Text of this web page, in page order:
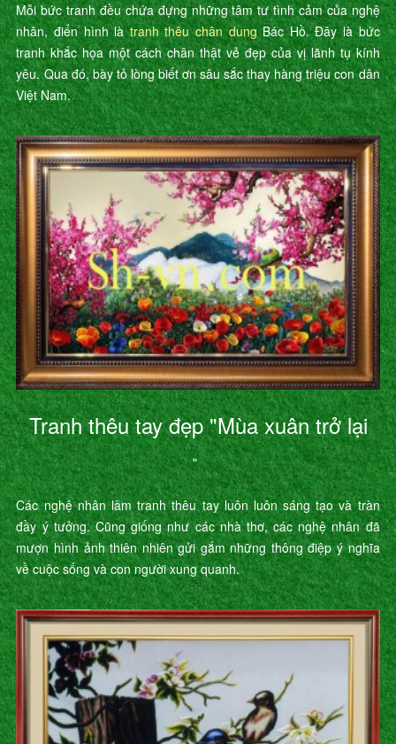
Mỗi bức tranh đều chứa đựng những tâm tư tình cảm của nghệ
nhân, điển hình làtranh thêu chân dungBác Hồ. Đây là bức
tranh khắc họa một cách chân thật vẻ đẹp của vị lãnh tụ kính
yêu. Qua đó, bày tỏ lòng biết ơn sâu sắc thay hàng triệu con dân
Việt Nam.
Tranh thêu tay đẹp "Mùa xuân trở lại
"
Các nghệ nhân làm tranh thêu tay luôn luôn sáng tạo và tràn
đầy ý tưởng. Cũng giống như các nhà thơ, các nghệ nhân đã
mượn hình ảnh thiên nhiên gửi gắm những thông điệp ý nghĩa
về cuộc sống và con người xung quanh.